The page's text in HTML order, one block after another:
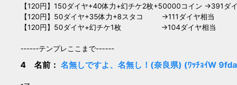
【120円】150ダイヤ+40体力+幻チケ2枚+50000コイン →391ダ
【120円】50ダイヤ+35体力+8スタコ →111ダイヤ相当
【120円】50ダイヤ+幻チケ1枚 →104ダイヤ相当
------テンプレここまで------
4 名前： 名無しですよ、名無し！(奈良県) (ﾜｯﾁｮｲW